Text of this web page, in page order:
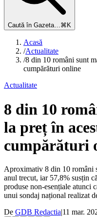
Caută în Gazeta…⌘K
Acasă
/Actualitate
/8 din 10 români sunt
cumpărături online
Actualitate
8 din 10
la preț în
cumpărături
Aproximativ 8 din 10 români
anul trecut, iar 57,8% susțin
produse non-esențiale atunci
unui sondaj național realizat
De GDB Redactia|11 mar.